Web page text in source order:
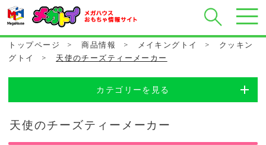
トップページ > 商品情報 > メイキングトイ >
クッキン
グトイ
> 天使のチーズティーメーカー
カテゴリーを見る
天使のチーズティーメーカー